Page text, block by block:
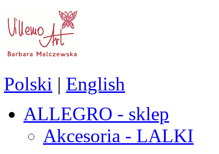
Polski | English
ALLEGRO - sklep
Akcesoria - LALKI